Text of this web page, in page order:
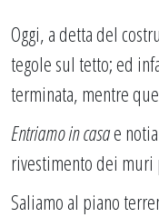
Oggi, a detta del
tegole sul tetto; ed
terminata, mentre
Entriamo in casae
rivestimento dei
Saliamo al piano